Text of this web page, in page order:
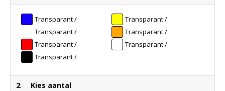
Transparant /
Blauw
Transparant /
Geel
Transparant /
Groen
Transparant /
Oranje
Transparant /
Rood
Transparant /
Transparant /
2 Kies aantal